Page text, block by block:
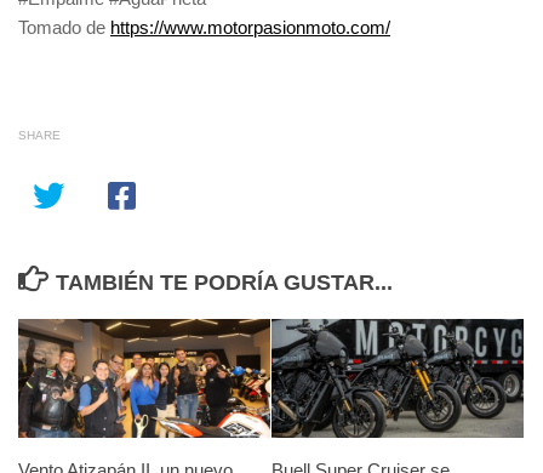
Tomado de https://www.motorpasionmoto.com/
SHARE
TAMBIÉN TE PODRÍA GUSTAR...